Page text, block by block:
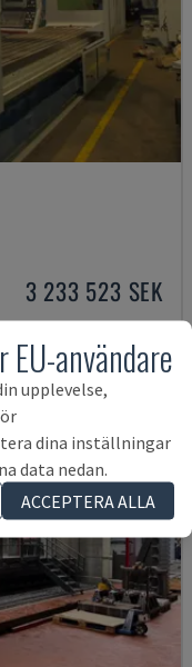
3 233 523 SEK
användare
upplevelse,
dina inställningar
data nedan.
ACCEPTERA ALLA